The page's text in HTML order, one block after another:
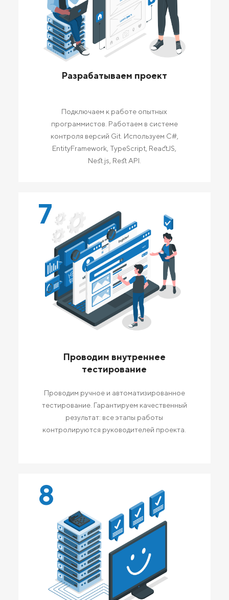
Разрабатываем проект
Подключаем к работе опытных
программистов. Работаем в системе
контроля версий Git. Используем C#,
EntityFramework, TypeScript, ReactJS,
Nest.js, Rest API.
7
Проводим внутреннее
тестирование
Проводим ручное и автоматизированное
тестирование. Гарантируем качественный
результат: все этапы работы
контролируются руководителей проекта.
8